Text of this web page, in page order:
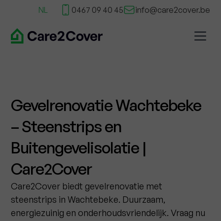
info@care2cover.be
0467 09 40 45
NL
Gevelrenovatie Wachtebeke
– Steenstrips en
Buitengevelisolatie |
Care2Cover
Care2Cover biedt gevelrenovatie met
steenstrips in Wachtebeke. Duurzaam,
energiezuinig en onderhoudsvriendelijk. Vraag nu